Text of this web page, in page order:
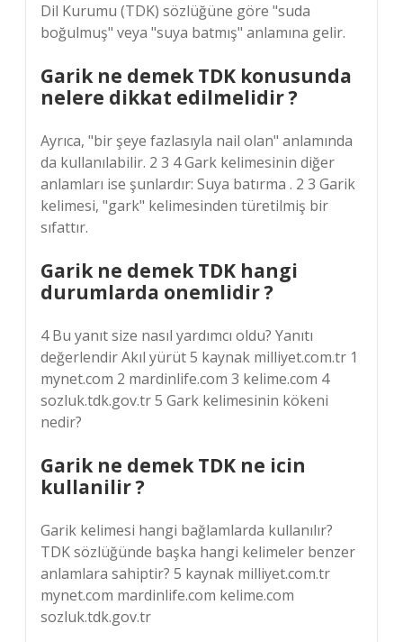
Dil Kurumu (TDK) sözlüğüne göre "suda
boğulmuş" veya "suya batmış" anlamına gelir.
Garik ne demek TDK konusunda
nelere dikkat edilmelidir ?
Ayrıca, "bir şeye fazlasıyla nail olan" anlamında
da kullanılabilir. 2 3 4 Gark kelimesinin diğer
anlamları ise şunlardır: Suya batırma . 2 3 Garik
kelimesi, "gark" kelimesinden türetilmiş bir
sıfattır.
Garik ne demek TDK hangi
durumlarda onemlidir ?
4 Bu yanıt size nasıl yardımcı oldu? Yanıtı
değerlendir Akıl yürüt 5 kaynak milliyet.com.tr 1
mynet.com 2 mardinlife.com 3 kelime.com 4
sozluk.tdk.gov.tr 5 Gark kelimesinin kökeni
nedir?
Garik ne demek TDK ne icin
kullanilir ?
Garik kelimesi hangi bağlamlarda kullanılır?
TDK sözlüğünde başka hangi kelimeler benzer
anlamlara sahiptir? 5 kaynak milliyet.com.tr
mynet.com mardinlife.com kelime.com
sozluk.tdk.gov.tr